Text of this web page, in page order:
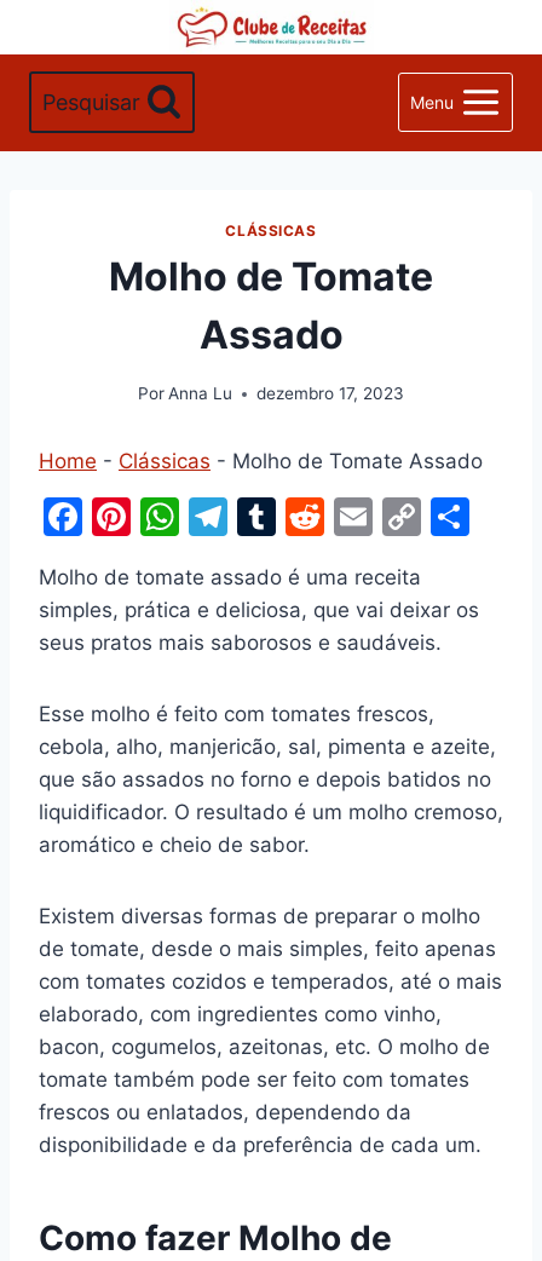
Conteúdo
Pesquisar Menu
CLÁSSICAS
Molho de Tomate
Assado
PorAnna Lu dezembro 17, 2023
Home - Clássicas - Molho de Tomate Assado
F
c
e
b
o
o
k
Pi
er
e
W
at
s
p
p
T
e
gr
m
T
u
m
bl
R
d
di
E
ai
l
C
p
y
n
k
ar
e
Molho de tomate assado é uma receita
simples, prática e deliciosa, que vai deixar os
seus pratos mais saborosos e saudáveis.
Esse molho é feito com tomates frescos,
cebola, alho, manjericão, sal, pimenta e azeite,
que são assados no forno e depois batidos no
liquidificador. O resultado é um molho cremoso,
aromático e cheio de sabor.
Existem diversas formas de preparar o molho
de tomate, desde o mais simples, feito apenas
com tomates cozidos e temperados, até o mais
elaborado, com ingredientes como vinho,
bacon, cogumelos, azeitonas, etc. O molho de
tomate também pode ser feito com tomates
frescos ou enlatados, dependendo da
disponibilidade e da preferência de cada um.
Como fazer Molho de